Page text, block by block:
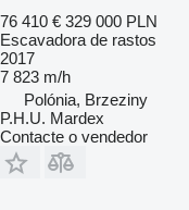
76 410 € 329 000 PLN
Escavadora de rastos
2017
7 823 m/h
Polónia, Brzeziny
P.H.U. Mardex
Contacte o vendedor